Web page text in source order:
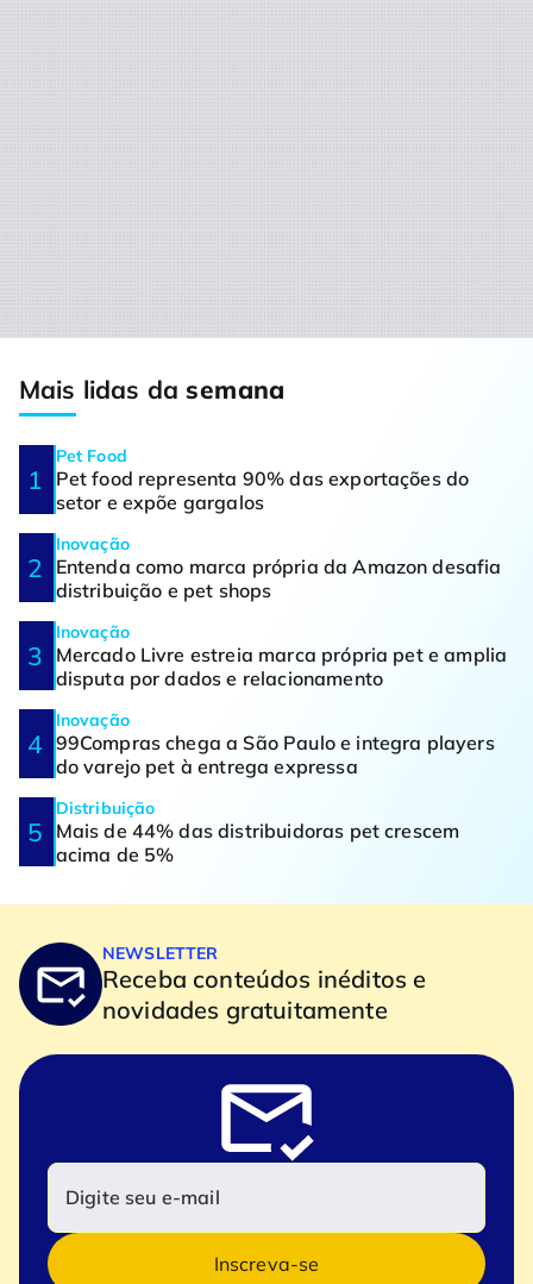
Mais lidas dasemana
Pet Food
Pet food representa 90% das exportações do
setor e expõe gargalos
Inovação
Entenda como marca própria da Amazon desafia
distribuição e pet shops
Inovação
Mercado Livre estreia marca própria pet e amplia
disputa por dados e relacionamento
Inovação
99Compras chega a São Paulo e integra players
do varejo pet à entrega expressa
Distribuição
Mais de 44% das distribuidoras pet crescem
acima de 5%
NEWSLETTER
Receba conteúdos inéditos e
novidades gratuitamente
Inscreva-se